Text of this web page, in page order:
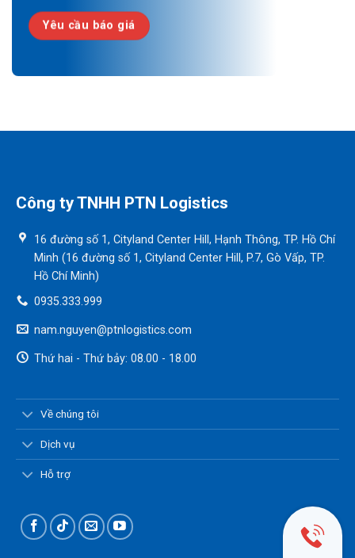
Yêu cầu báo giá
Công ty TNHH PTN Logistics
16 đường số 1, Cityland Center Hill, Hạnh Thông, TP. Hồ Chí
Minh (16 đường số 1, Cityland Center Hill, P.7, Gò Vấp, TP.
Hồ Chí Minh)
0935.333.999
nam.nguyen@ptnlogistics.com
Thứ hai - Thứ bảy: 08.00 - 18.00
Về chúng tôi
Dịch vụ
Hỗ trợ